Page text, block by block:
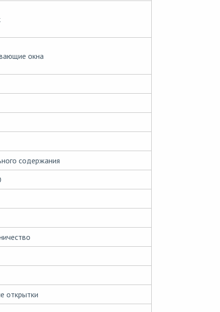
окна
содержания
открытки